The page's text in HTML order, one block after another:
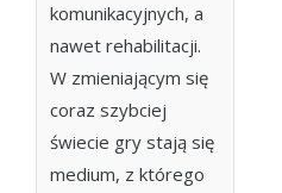
komunikacyjnych, a
nawet rehabilitacji.
W zmieniającym się
coraz szybciej
świecie gry stają się
medium, z którego